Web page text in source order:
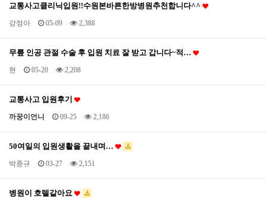
교통사고클리닉입원!!수원본바른한방병원추천합니다^^
강정아 05-09 2,388
무릎 인공 관절 수술 후 입원 치료 잘 받고 갑니다~적…
현 05-20 2,208
교통사고 입원후기
까꿍이언니 09-25 2,186
50여일의 입원생활을 끝내며…
박종규 03-27 2,151
병원이 호텔같아요